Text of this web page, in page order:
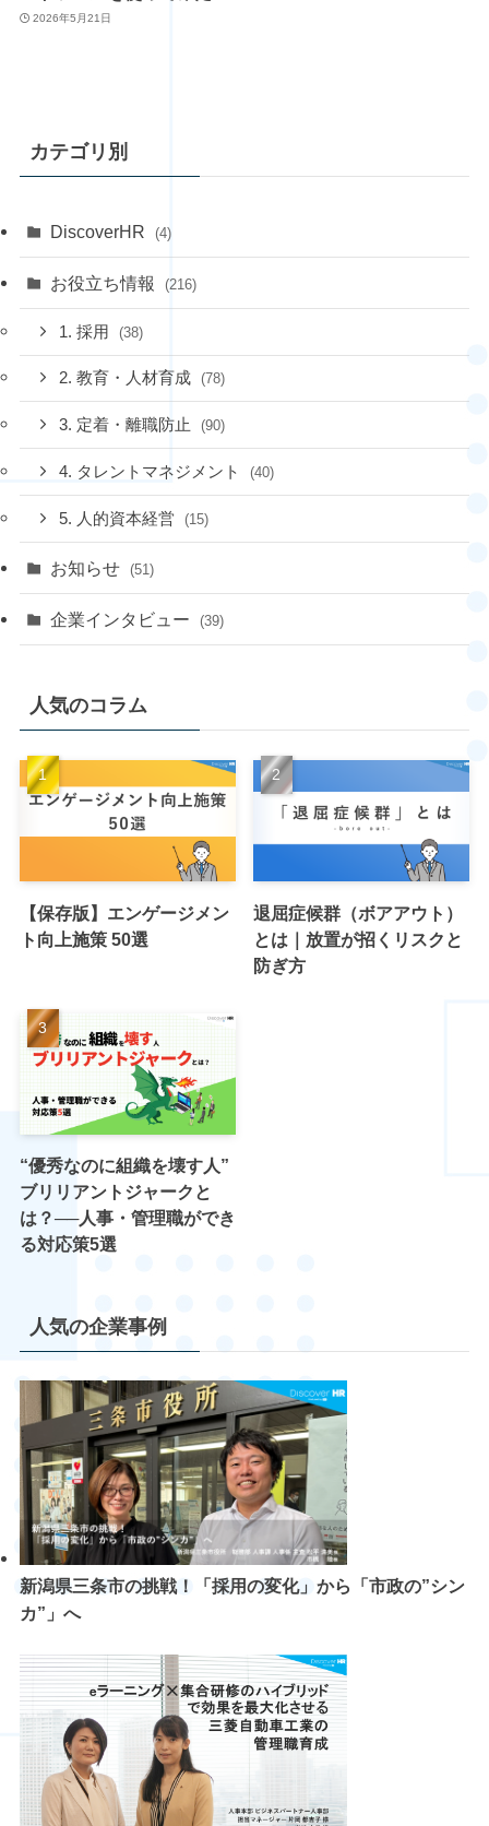
2026年5月21日
カテゴリ別
DiscoverHR (4)
お役立ち情報 (216)
1. 採用 (38)
2. 教育・人材育成 (78)
3. 定着・離職防止 (90)
4. タレントマネジメント (40)
5. 人的資本経営 (15)
お知らせ (51)
企業インタビュー (39)
人気のコラム
【保存版】エンゲージメン
ト向上施策 50選
退屈症候群（ボアアウト）
とは｜放置が招くリスクと
防ぎ方
“優秀なのに組織を壊す人”
ブリリアントジャークと
は？──人事・管理職ができ
る対応策5選
人気の企業事例
新潟県三条市の挑戦！「採用の変化」から「市政の”シン
カ”」へ